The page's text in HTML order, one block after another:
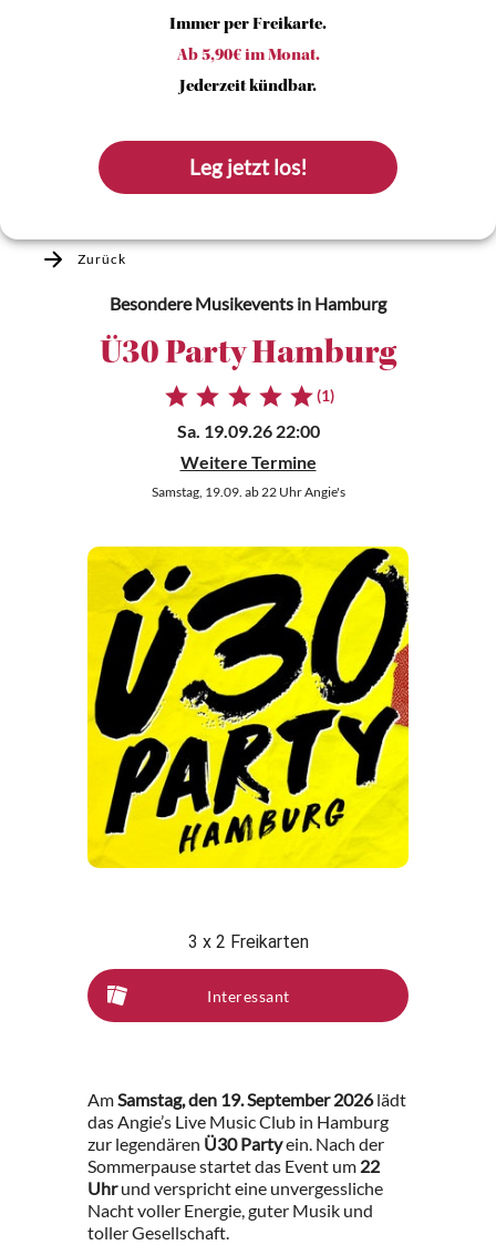
Immer per Freikarte.
Ab 5,90€ im Monat.
Jederzeit kündbar.
Leg jetzt los!
Zurück
Besondere Musikevents in Hamburg
Ü30 Party Hamburg
(1)
Sa. 19.09.26 22:00
Weitere Termine
Samstag, 19.09. ab 22 Uhr Angie's
3 x 2 Freikarten
Interessant
AmSamstag, den 19. September 2026lädt
das Angie’s Live Music Club in Hamburg
zur legendären Ü30 Partyein. Nach der
Sommerpause startet das Event um 22
Uhrund verspricht eine unvergessliche
Nacht voller Energie, guter Musik und
toller Gesellschaft.